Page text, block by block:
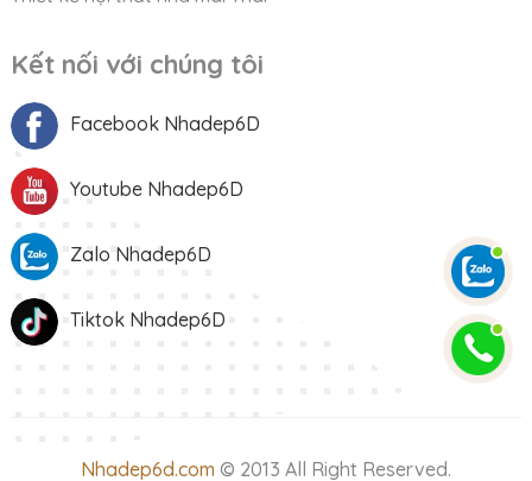
Kết nối với chúng tôi
Facebook Nhadep6D
Youtube Nhadep6D
Zalo Nhadep6D
Tiktok Nhadep6D
Nhadep6d.com © 2013 All Right Reserved.